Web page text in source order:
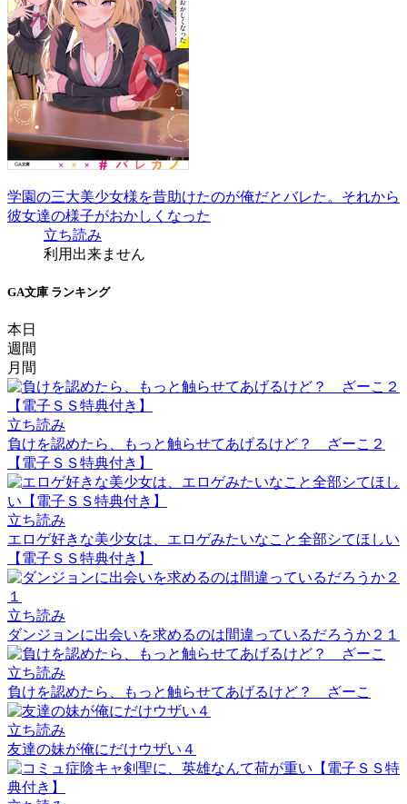
学園の三大美少女様を昔助けたのが俺だとバレた。それから
彼女達の様子がおかしくなった
立ち読み
利用出来ません
GA文庫 ランキング
本日
週間
月間
立ち読み
負けを認めたら、もっと触らせてあげるけど？ ざーこ２
【電子ＳＳ特典付き】
立ち読み
エロゲ好きな美少女は、エロゲみたいなこと全部シてほしい
【電子ＳＳ特典付き】
立ち読み
ダンジョンに出会いを求めるのは間違っているだろうか２１
立ち読み
負けを認めたら、もっと触らせてあげるけど？ ざーこ
立ち読み
友達の妹が俺にだけウザい４